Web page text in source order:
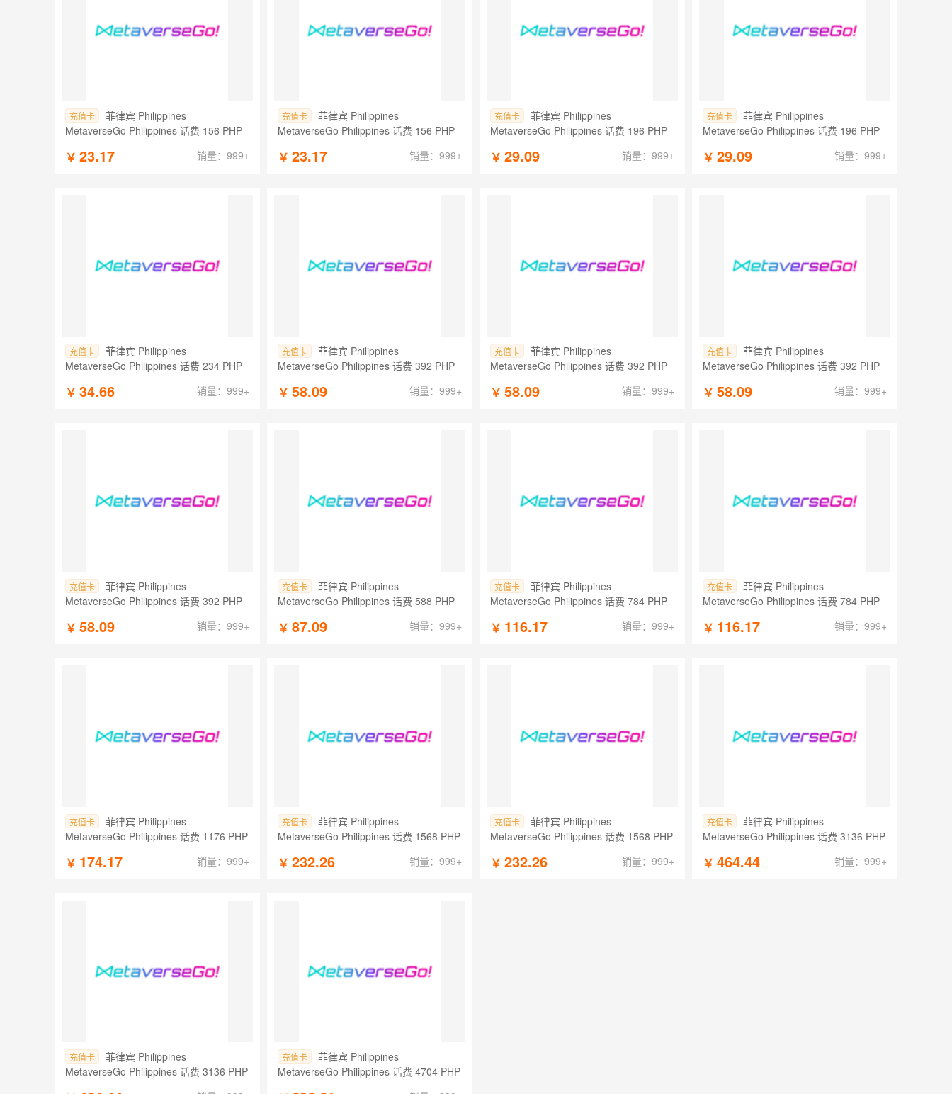
充值卡
菲律宾 Philippines
MetaverseGo Philippines 话费 156 PHP
￥ 23.17 销量：999+
充值卡
菲律宾 Philippines
MetaverseGo Philippines 话费 156 PHP
￥ 23.17 销量：999+
充值卡
菲律宾 Philippines
MetaverseGo Philippines 话费 196 PHP
￥ 29.09 销量：999+
充值卡
菲律宾 Philippines
MetaverseGo Philippines 话费 196 PHP
￥ 29.09 销量：999+
充值卡
菲律宾 Philippines
MetaverseGo Philippines 话费 234 PHP
￥ 34.66 销量：999+
充值卡
菲律宾 Philippines
MetaverseGo Philippines 话费 392 PHP
￥ 58.09 销量：999+
充值卡
菲律宾 Philippines
MetaverseGo Philippines 话费 392 PHP
￥ 58.09 销量：999+
充值卡
菲律宾 Philippines
MetaverseGo Philippines 话费 392 PHP
￥ 58.09 销量：999+
充值卡
菲律宾 Philippines
MetaverseGo Philippines 话费 392 PHP
￥ 58.09 销量：999+
充值卡
菲律宾 Philippines
MetaverseGo Philippines 话费 588 PHP
￥ 87.09 销量：999+
充值卡
菲律宾 Philippines
MetaverseGo Philippines 话费 784 PHP
￥ 116.17 销量：999+
充值卡
菲律宾 Philippines
MetaverseGo Philippines 话费 784 PHP
￥ 116.17 销量：999+
充值卡
菲律宾 Philippines
MetaverseGo Philippines 话费 1176 PHP
￥ 174.17 销量：999+
充值卡
菲律宾 Philippines
MetaverseGo Philippines 话费 1568 PHP
￥ 232.26 销量：999+
充值卡
菲律宾 Philippines
MetaverseGo Philippines 话费 1568 PHP
￥ 232.26 销量：999+
充值卡
菲律宾 Philippines
MetaverseGo Philippines 话费 3136 PHP
￥ 464.44 销量：999+
充值卡
菲律宾 Philippines
MetaverseGo Philippines 话费 3136 PHP
充值卡
菲律宾 Philippines
MetaverseGo Philippines 话费 4704 PHP